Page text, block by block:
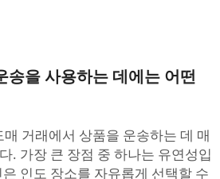
송을 사용하는 데에는 어떤
매 거래에서 상품을 운송하는 데 매
. 가장 큰 장점 중 하나는 유연성입
인도 장소를 자유롭게 선택할 수